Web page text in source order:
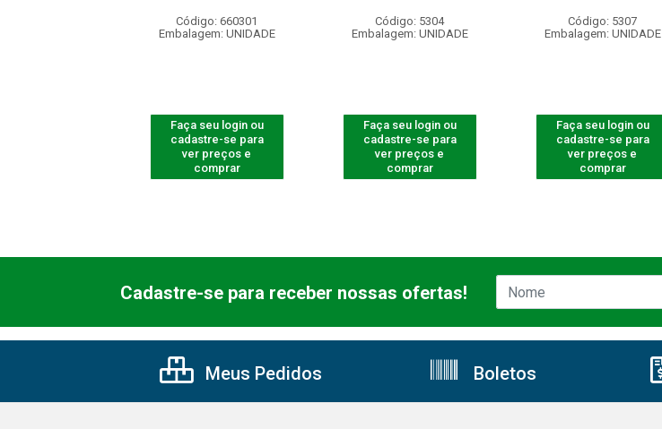
Código: 660301
Embalagem: UNIDADE
Faça seu login ou
cadastre-se para
ver preços e
comprar
Código: 5304
Embalagem: UNIDADE
Faça seu login ou
cadastre-se para
ver preços e
comprar
Código: 5307
Embalagem: UNIDADE
Faça seu login ou
cadastre-se para
ver preços e
comprar
Cadastre-se para receber nossas ofertas!
Meus Pedidos Boletos